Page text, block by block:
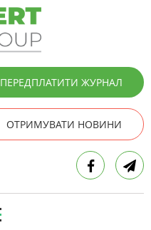
ПЕРЕДПЛАТИТИ ЖУРНАЛ
ОТРИМУВАТИ НОВИНИ